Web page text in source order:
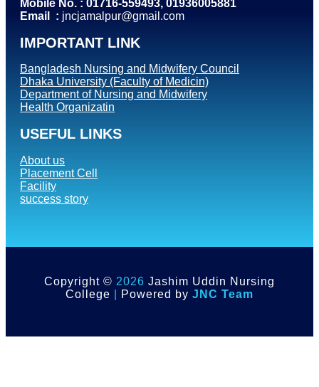
Mobile No. : 01716-559493, 01936005881
Email : jncjamalpur@gmail.com
IMPORTANT LINK
Bangladesh Nursing and Midwifery Council
Dhaka University (Faculty of Medicin)
Department of Nursing and Midwifery
Health Organizatin
USEFUL LINKS
About us
Placement Cell
Facility
success story
Copyright © 2026 Jashim Uddin Nursing
College
Powered by JNC Team